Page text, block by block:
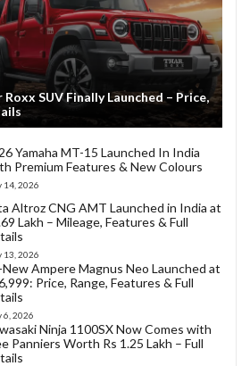
SUV Finally Launched – Price,
Yamaha MT-15 Launched In India
Premium Features & New Colours
14, 2026
Altroz CNG AMT Launched in India at
Lakh – Mileage, Features & Full
13, 2026
Ampere Magnus Neo Launched at
Price, Range, Features & Full
6, 2026
Ninja 1100SX Now Comes with
Panniers Worth Rs 1.25 Lakh – Full